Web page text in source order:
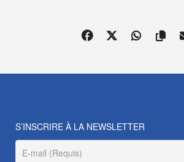
S’INSCRIRE À LA NEWSLETTER